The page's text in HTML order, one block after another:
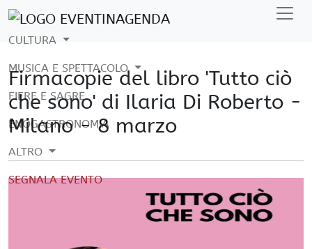
CULTURA
MUSICA E SPETTACOLO
FIERE E SAGRE
ENOGASTRONOMIA
ALTRO
SEGNALA EVENTO
Firmacopie del libro 'Tutto ciò
che sono' di Ilaria Di Roberto -
Milano - 8 marzo